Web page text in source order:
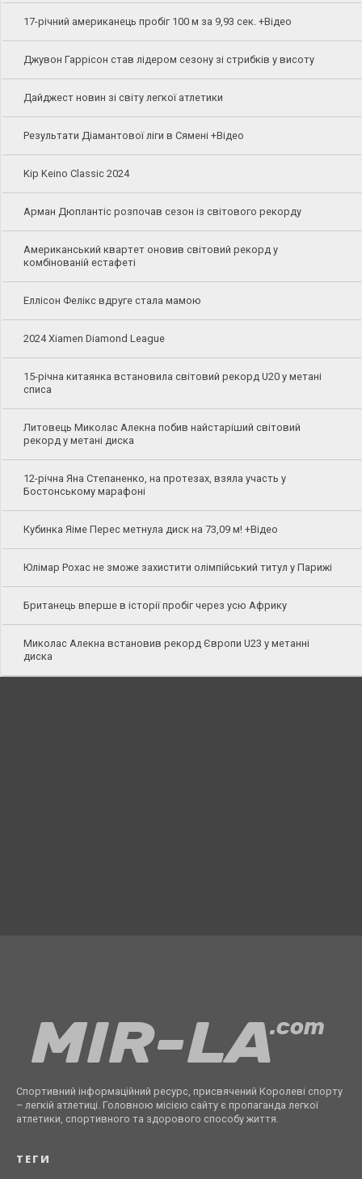
17-річний американець пробіг 100 м за 9,93 сек. +Відео
Джувон Гаррісон став лідером сезону зі стрибків у висоту
Дайджест новин зі світу легкої атлетики
Результати Діамантової ліги в Сямені +Відео
Kip Keino Classic 2024
Арман Дюплантіс розпочав сезон із світового рекорду
Американський квартет оновив світовий рекорд у
комбінованій естафеті
Еллісон Фелікс вдруге стала мамою
2024 Xiamen Diamond League
15-річна китаянка встановила світовий рекорд U20 у метані
списа
Литовець Миколас Алекна побив найстаріший світовий
рекорд у метані диска
12-річна Яна Степаненко, на протезах, взяла участь у
Бостонському марафоні
Кубинка Яіме Перес метнула диск на 73,09 м! +Відео
Юлімар Рохас не зможе захистити олімпійський титул у Парижі
Британець вперше в історії пробіг через усю Африку
Миколас Алекна встановив рекорд Європи U23 у метанні
диска
Спортивний інформаційний ресурс, присвячений Королеві спорту
– легкій атлетиці. Головною місією сайту є пропаганда легкої
атлетики, спортивного та здорового способу життя.
ТЕГИ